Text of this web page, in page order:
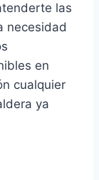
las
necesidad
en
cualquier
ya